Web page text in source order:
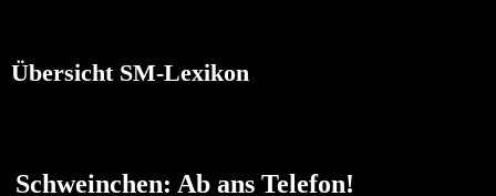
Übersicht SM-Lexikon
Schweinchen: Ab ans Telefon!